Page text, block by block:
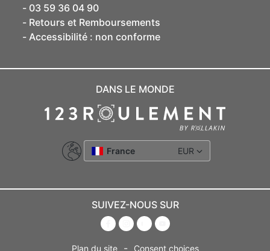
03 59 36 04 90
Retours et Remboursements
Accessibilité : non conforme
DANS LE MONDE
France EUR
SUIVEZ-NOUS SUR
Plan du site - Consent choices